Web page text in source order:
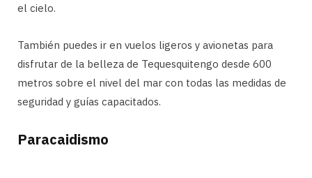
el cielo.
También puedes ir en vuelos ligeros y avionetas para
disfrutar de la belleza de Tequesquitengo desde 600
metros sobre el nivel del mar con todas las medidas de
seguridad y guías capacitados.
Paracaidismo